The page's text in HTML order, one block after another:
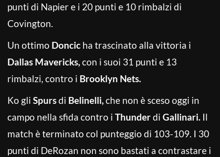
punti di Napier e i 20 punti e 10 rimbalzi di
Covington.
Un ottimo Doncic ha trascinato alla vittoria i
Dallas Mavericks,con i suoi 31 punti e 13
rimbalzi, contro i Brooklyn Nets.
Ko gli Spursdi Belinelli,che non è sceso oggi in
campo nella sfida contro i Thunderdi Gallinari. Il
match è terminato col punteggio di 103-109. I 30
punti di DeRozan non sono bastati a contrastare i